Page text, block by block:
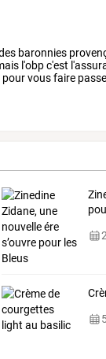
baronnies
l'obpc'est
pourvousfaire